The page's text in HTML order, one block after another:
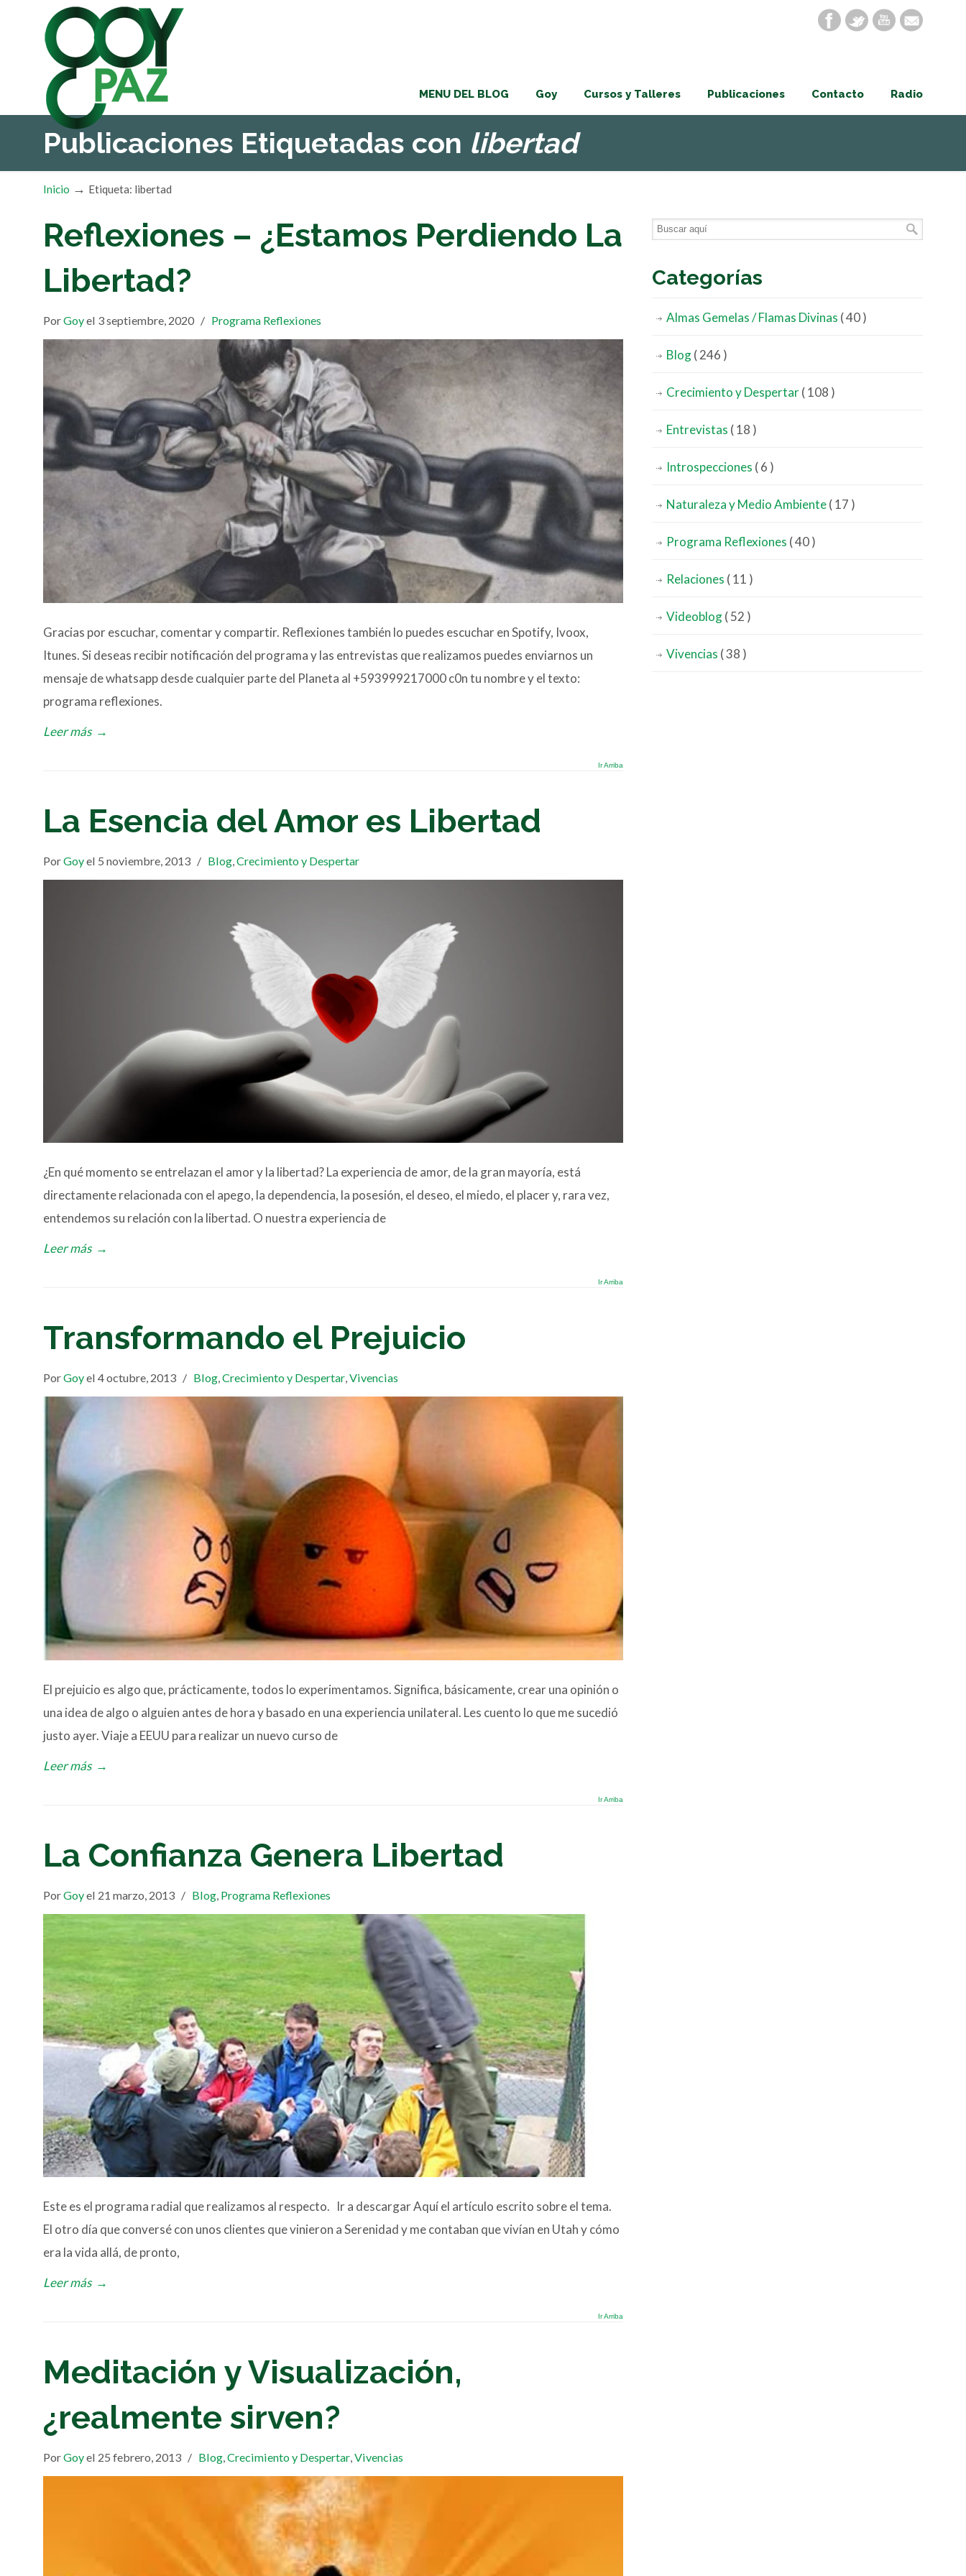
MENU DEL BLOG Goy Cursos y Talleres Publicaciones Contacto Radio
Publicaciones Etiquetadas con libertad
Inicio → Etiqueta: libertad
Reflexiones – ¿Estamos Perdiendo La
Libertad?
PorGoyel 3 septiembre, 2020 / Programa Reflexiones
Gracias por escuchar, comentar y compartir. Reflexiones también lo puedes escuchar en Spotify, Ivoox,
Itunes. Si deseas recibir notificación del programa y las entrevistas que realizamos puedes enviarnos un
mensaje de whatsapp desde cualquier parte del Planeta al +593999217000 c0n tu nombre y el texto:
programa reflexiones.
Leer más →
Ir Arriba
La Esencia del Amor es Libertad
PorGoyel 5 noviembre, 2013 / Blog ,Crecimiento y Despertar
¿En qué momento se entrelazan el amor y la libertad? La experiencia de amor, de la gran mayoría, está
directamente relacionada con el apego, la dependencia, la posesión, el deseo, el miedo, el placer y, rara vez,
entendemos su relación con la libertad. O nuestra experiencia de
Leer más →
Ir Arriba
Transformando el Prejuicio
PorGoyel 4 octubre, 2013 / Blog,Crecimiento y Despertar,Vivencias
El prejuicio es algo que, prácticamente, todos lo experimentamos. Significa, básicamente, crear una opinión o
una idea de algo o alguien antes de hora y basado en una experiencia unilateral. Les cuento lo que me sucedió
justo ayer. Viaje a EEUU para realizar un nuevo curso de
Leer más →
Ir Arriba
La Confianza Genera Libertad
PorGoyel 21 marzo, 2013 / Blog Programa Reflexiones
Este es el programa radial que realizamos al respecto. Ir a descargar Aquí el artículo escrito sobre el tema.
El otro día que conversé con unos clientes que vinieron a Serenidad y me contaban que vivían en Utah y cómo
era la vida allá, de pronto,
Leer más →
Ir Arriba
Meditación y Visualización,
¿realmente sirven?
PorGoyel 25 febrero, 2013 / Blog,Crecimiento y Despertar,Vivencias
Categorías
Almas Gemelas / Flamas Divinas ( 40 )
Blog( 246 )
Crecimiento y Despertar( 108 )
Entrevistas ( 18 )
Introspecciones ( 6 )
Naturaleza y Medio Ambiente( 17 )
Programa Reflexiones ( 40 )
Relaciones ( 11 )
Videoblog( 52 )
Vivencias ( 38 )